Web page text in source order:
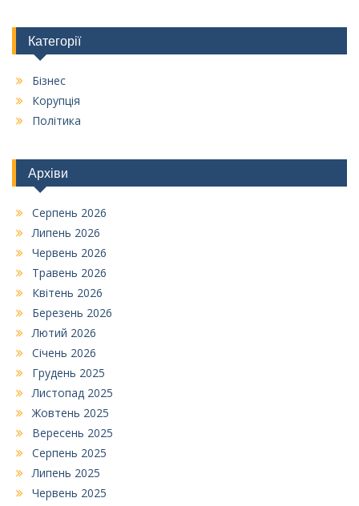
Категорії
Бізнес
Корупція
Політика
Архіви
Серпень 2026
Липень 2026
Червень 2026
Травень 2026
Квітень 2026
Березень 2026
Лютий 2026
Січень 2026
Грудень 2025
Листопад 2025
Жовтень 2025
Вересень 2025
Серпень 2025
Липень 2025
Червень 2025